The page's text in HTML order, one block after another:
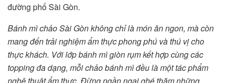
đường phố Sài Gòn.
Bánh mì chảo Sài Gòn không chỉ là món ăn ngon, mà còn
mang đến trải nghiệm ẩm thực phong phú và thú vị cho
thực khách. Với lớp bánh mì giòn rụm kết hợp cùng các
topping đa dạng, mỗi chảo bánh mì đều là một tác phẩm
nghệ thuật ẩm thực. Đừng ngần ngại ghé thăm những